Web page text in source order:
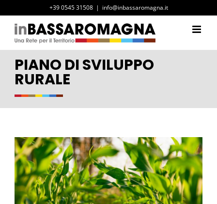
al
contenuto
+39 0545 31508 | info@inbassaromagna.it
PIANO DI SVILUPPO
RURALE